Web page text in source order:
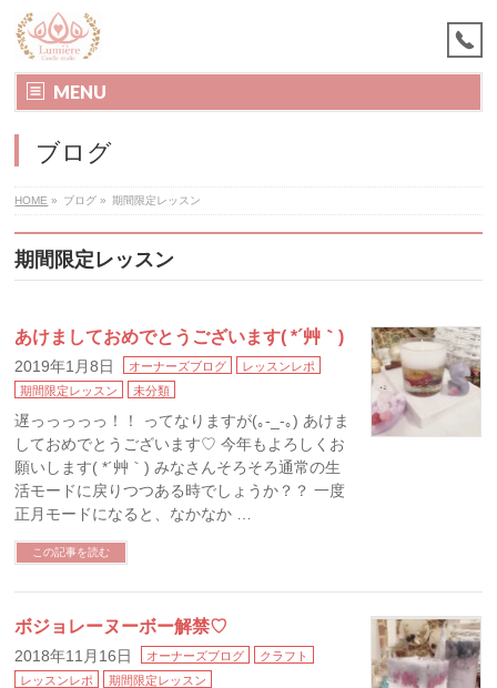
MENU
ブログ
HOME » ブログ » 期間限定レッスン
期間限定レッスン
あけましておめでとうございます( *´艸｀)
2019年1月8日 オーナーズブログ
レッスンレポ
期間限定レッスン
未分類
遅っっっっっ！！ ってなりますが(｡-_-｡) あけま
しておめでとうございます♡ 今年もよろしくお
願いします( *´艸｀) みなさんそろそろ通常の生
活モードに戻りつつある時でしょうか？？ 一度
正月モードになると、なかなか …
この記事を読む
ボジョレーヌーボー解禁♡
2018年11月16日 オーナーズブログ
クラフト
レッスンレポ
期間限定レッスン